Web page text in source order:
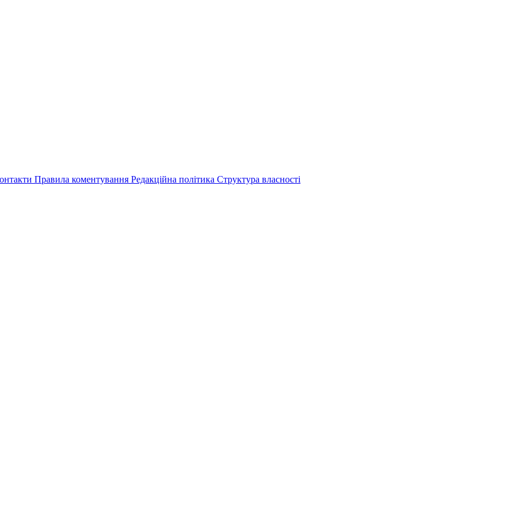
Правила коментування Редакційна політика Структура власності